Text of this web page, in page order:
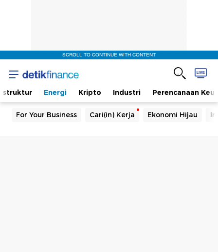
SCROLL TO CONTINUE WITH CONTENT
Energi Kripto Industri Perencanaan
For Your Business Cari(in) Kerja Ekonomi Hijau